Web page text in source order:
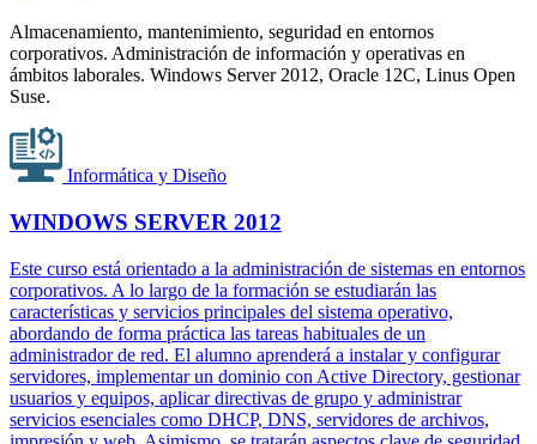
Almacenamiento, mantenimiento, seguridad en entornos
corporativos. Administración de información y operativas en
ámbitos laborales. Windows Server 2012, Oracle 12C, Linus Open
Suse.
Informática y Diseño
WINDOWS SERVER 2012
Este curso está orientado a la administración de sistemas en entornos
corporativos. A lo largo de la formación se estudiarán las
características y servicios principales del sistema operativo,
abordando de forma práctica las tareas habituales de un
administrador de red. El alumno aprenderá a instalar y configurar
servidores, implementar un dominio con Active Directory, gestionar
usuarios y equipos, aplicar directivas de grupo y administrar
servicios esenciales como DHCP, DNS, servidores de archivos,